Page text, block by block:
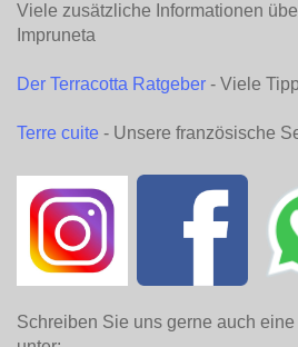
Viele zusätzliche Informationen
Impruneta
Der Terracotta Ratgeber - Viele
Terre cuite - Unsere französische
Schreiben Sie uns gerne auch